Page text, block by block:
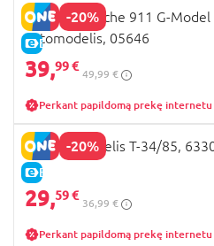
-20%
E-KAINA
REVELL Porsche 911 G-
automodelis, 05646
39,99 €
49,99 €
Perkant papildomą prekę internetu
-20%
E-KAINA
REVELL modelis T-34/85,
29,59 €
36,99 €
Perkant papildomą prekę internetu